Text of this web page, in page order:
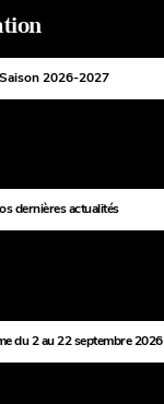
Saison 2026-2027
dernières actualités
du 2 au 22 septembre 2026